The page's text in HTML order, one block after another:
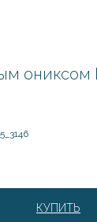
ониксом
КУПИТЬ